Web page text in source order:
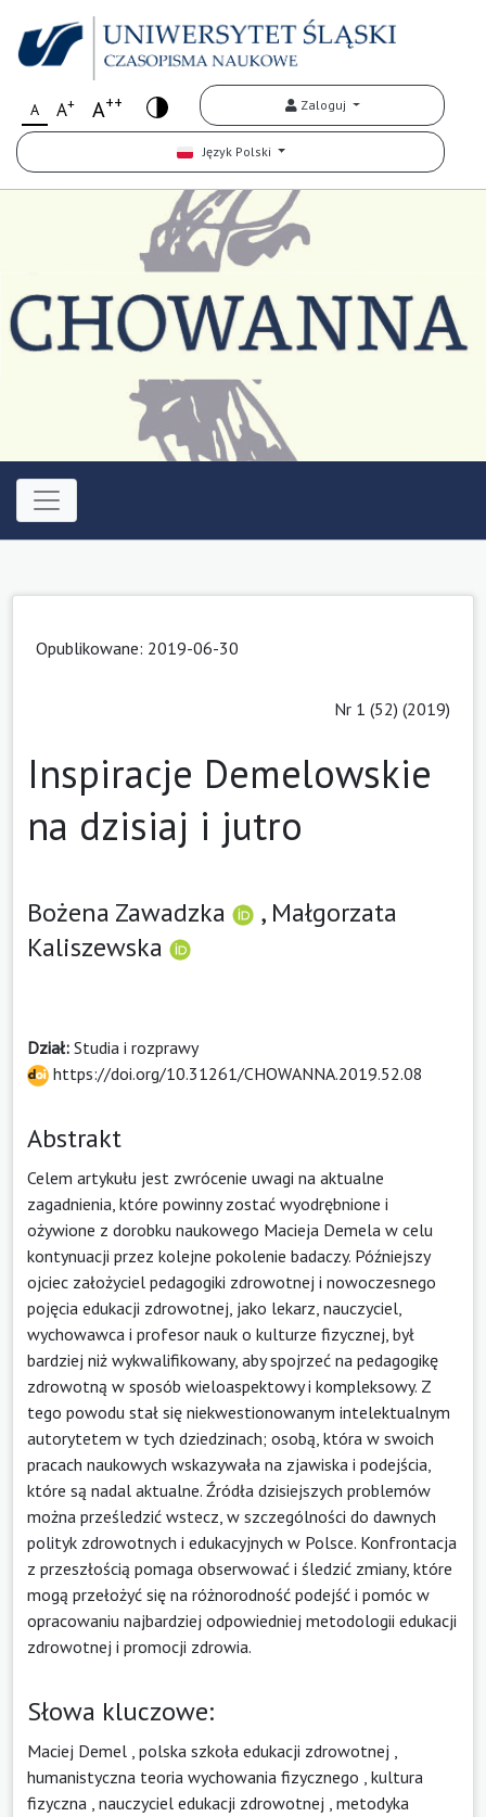
A A+ A++ Zaloguj
Język Polski
Opublikowane: 2019-06-30
Nr 1 (52) (2019)
Inspiracje Demelowskie
na dzisiaj i jutro
Bożena Zawadzka , Małgorzata
Kaliszewska
Dział: Studia i rozprawy
https://doi.org/10.31261/CHOWANNA.2019.52.08
Abstrakt
Celem artykułu jest zwrócenie uwagi na aktualne
zagadnienia, które powinny zostać wyodrębnione i
ożywione z dorobku naukowego Macieja Demela w celu
kontynuacji przez kolejne pokolenie badaczy. Późniejszy
ojciec założyciel pedagogiki zdrowotnej i nowoczesnego
pojęcia edukacji zdrowotnej, jako lekarz, nauczyciel,
wychowawca i profesor nauk o kulturze fizycznej, był
bardziej niż wykwalifikowany, aby spojrzeć na pedagogikę
zdrowotną w sposób wieloaspektowy i kompleksowy. Z
tego powodu stał się niekwestionowanym intelektualnym
autorytetem w tych dziedzinach; osobą, która w swoich
pracach naukowych wskazywała na zjawiska i podejścia,
które są nadal aktualne. Źródła dzisiejszych problemów
można prześledzić wstecz, w szczególności do dawnych
polityk zdrowotnych i edukacyjnych w Polsce. Konfrontacja
z przeszłością pomaga obserwować i śledzić zmiany, które
mogą przełożyć się na różnorodność podejść i pomóc w
opracowaniu najbardziej odpowiedniej metodologii edukacji
zdrowotnej i promocji zdrowia.
Słowa kluczowe:
Maciej Demel polska szkoła edukacji zdrowotnej
humanistyczna teoria wychowania fizycznego kultura
fizyczna nauczyciel edukacji zdrowotnej metodyka